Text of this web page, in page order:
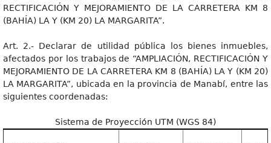
RECTIFICACIÓN Y MEJORAMIENTO DE LA CARRETERA KM 8
(BAHÍA) LA Y (KM 20) LA MARGARITA”.
Art. 2.- Declarar de utilidad pública los bienes inmuebles,
afectados por los trabajos de “AMPLIACIÓN, RECTIFICACIÓN Y
MEJORAMIENTO DE LA CARRETERA KM 8 (BAHÍA) LA Y (KM 20)
LA MARGARITA”, ubicada en la provincia de Manabí, entre las
siguientes coordenadas:
Sistema de Proyección UTM (WGS 84)